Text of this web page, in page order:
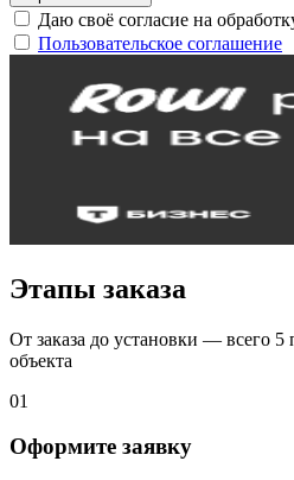
Даю своё согласие на
Пользовательское соглашение
Этапы заказа
От заказа до установки — всего
объекта
01
Оформите заявку